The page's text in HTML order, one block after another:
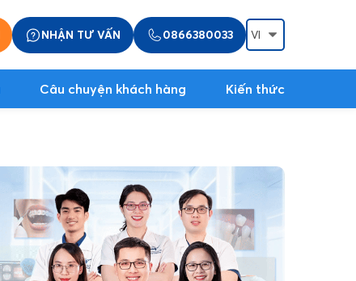
NHẬN TƯ VẤN 0866380033
Câu chuyện khách hàng Kiến thức